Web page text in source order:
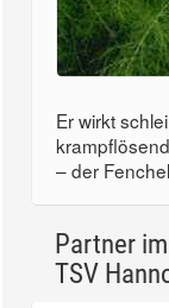
Er wirkt
– der
Partner
TSV